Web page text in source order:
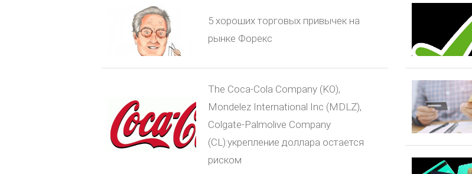
5 хороших торговых привычек на
рынке Форекс
The Coca-Cola Company (KO),
Mondelez International Inc (MDLZ),
Colgate-Palmolive Company
(CL):укрепление доллара остается
риском